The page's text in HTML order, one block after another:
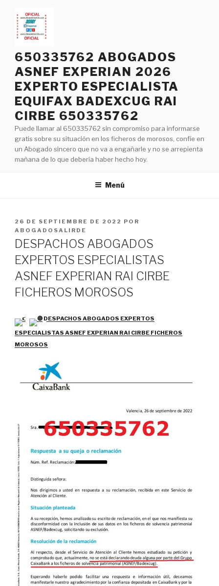
contenido
650335762 ABOGADOS
ASNEF EXPERIAN 2026
EXPERTO ESPECIALISTA
EQUIFAX BADEXCUG RAI
CIRBE 650335762
Puede llamar al 650335762 sin compromiso para informarse
gratis sobre su situación en los ficheros de morosos, confíe en
un Abogado sincero que no va a engañarle y no se arrepienta
mañana de lo que debería haber hecho hoy.
Menú
PUBLICADO
EL
26 DE SEPTIEMBRE DE 2022 POR
ABOGADOSALIRDE
DESPACHOS ABOGADOS
EXPERTOS ESPECIALISTAS
ASNEF EXPERIAN RAI CIRBE
FICHEROS MOROSOS
DESPACHOS ABOGADOS EXPERTOS
ESPECIALISTAS ASNEF EXPERIAN RAI CIRBE FICHEROS
MOROSOS